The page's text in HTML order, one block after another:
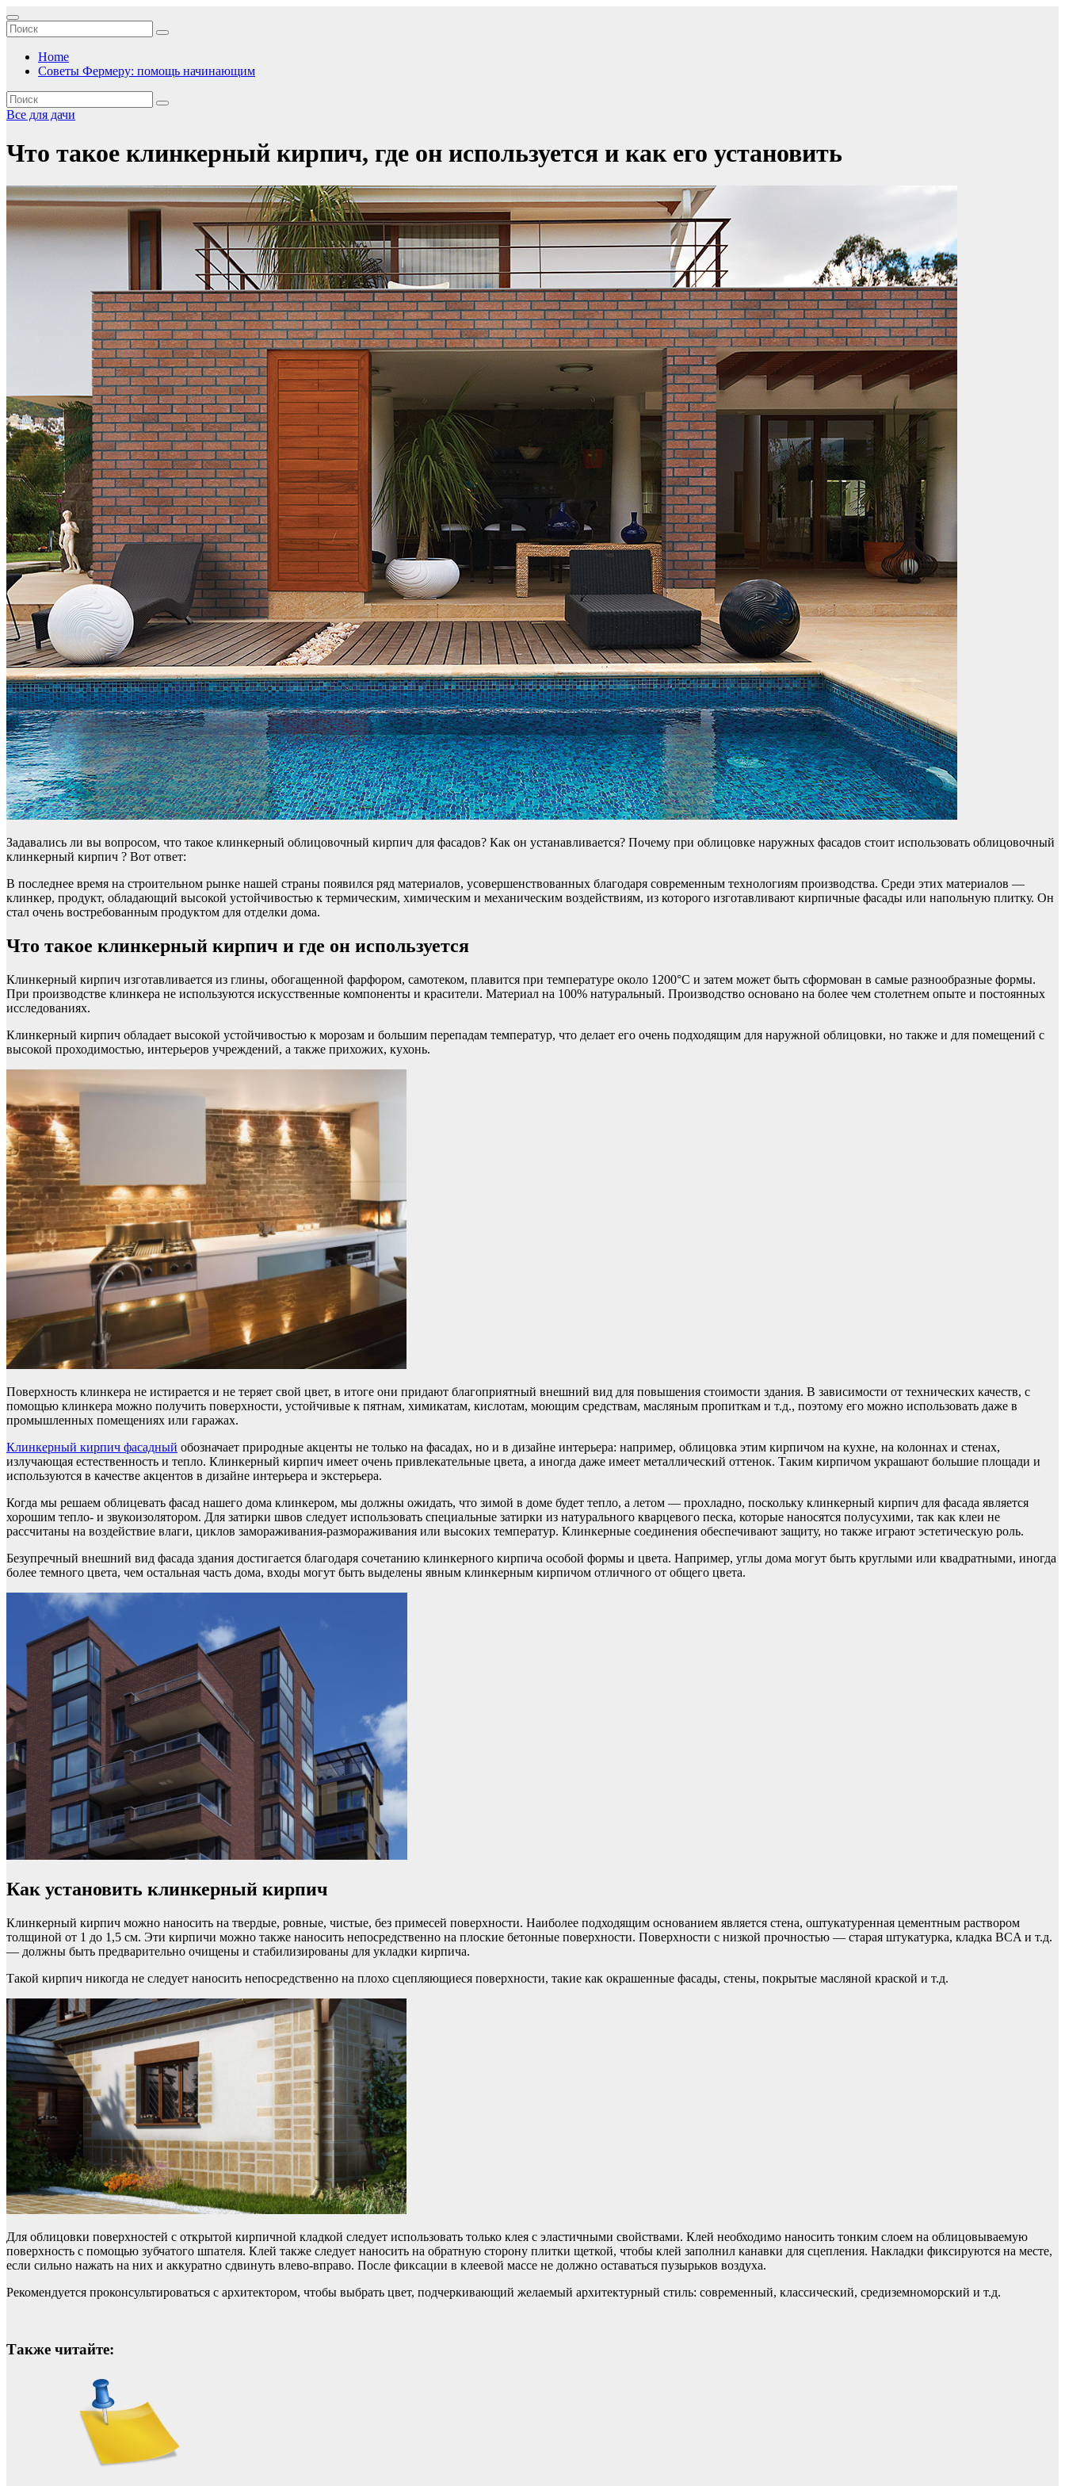
Перейти
к
содержимому
Home
Советы Фермеру: помощь начинающим
Все для дачи
Что такое клинкерный кирпич, где он используется и как его установить
Задавались ли вы вопросом, что такое клинкерный облицовочный кирпич для фасадов? Как он устанавливается? Почему при облицовке наружных фасадов стоит использовать облицовочный
клинкерный кирпич ? Вот ответ:
В последнее время на строительном рынке нашей страны появился ряд материалов, усовершенствованных благодаря современным технологиям производства. Среди этих материалов —
клинкер, продукт, обладающий высокой устойчивостью к термическим, химическим и механическим воздействиям, из которого изготавливают кирпичные фасады или напольную плитку. Он
стал очень востребованным продуктом для отделки дома.
Что такое клинкерный кирпич и где он используется
Клинкерный кирпич изготавливается из глины, обогащенной фарфором, самотеком, плавится при температуре около 1200°C и затем может быть сформован в самые разнообразные формы.
При производстве клинкера не используются искусственные компоненты и красители. Материал на 100% натуральный. Производство основано на более чем столетнем опыте и постоянных
исследованиях.
Клинкерный кирпич обладает высокой устойчивостью к морозам и большим перепадам температур, что делает его очень подходящим для наружной облицовки, но также и для помещений с
высокой проходимостью, интерьеров учреждений, а также прихожих, кухонь.
Поверхность клинкера не истирается и не теряет свой цвет, в итоге они придают благоприятный внешний вид для повышения стоимости здания. В зависимости от технических качеств, с
помощью клинкера можно получить поверхности, устойчивые к пятнам, химикатам, кислотам, моющим средствам, масляным пропиткам и т.д., поэтому его можно использовать даже в
промышленных помещениях или гаражах.
Клинкерный кирпич фасадный обозначает природные акценты не только на фасадах, но и в дизайне интерьера: например, облицовка этим кирпичом на кухне, на колоннах и стенах,
излучающая естественность и тепло. Клинкерный кирпич имеет очень привлекательные цвета, а иногда даже имеет металлический оттенок. Таким кирпичом украшают большие площади и
используются в качестве акцентов в дизайне интерьера и экстерьера.
Когда мы решаем облицевать фасад нашего дома клинкером, мы должны ожидать, что зимой в доме будет тепло, а летом — прохладно, поскольку клинкерный кирпич для фасада является
хорошим тепло- и звукоизолятором. Для затирки швов следует использовать специальные затирки из натурального кварцевого песка, которые наносятся полусухими, так как клеи не
рассчитаны на воздействие влаги, циклов замораживания-размораживания или высоких температур. Клинкерные соединения обеспечивают защиту, но также играют эстетическую роль.
Безупречный внешний вид фасада здания достигается благодаря сочетанию клинкерного кирпича особой формы и цвета. Например, углы дома могут быть круглыми или квадратными, иногда
более темного цвета, чем остальная часть дома, входы могут быть выделены явным клинкерным кирпичом отличного от общего цвета.
Как установить клинкерный кирпич
Клинкерный кирпич можно наносить на твердые, ровные, чистые, без примесей поверхности. Наиболее подходящим основанием является стена, оштукатуренная цементным раствором
толщиной от 1 до 1,5 см. Эти кирпичи можно также наносить непосредственно на плоские бетонные поверхности. Поверхности с низкой прочностью — старая штукатурка, кладка BCA и т.д.
— должны быть предварительно очищены и стабилизированы для укладки кирпича.
Такой кирпич никогда не следует наносить непосредственно на плохо сцепляющиеся поверхности, такие как окрашенные фасады, стены, покрытые масляной краской и т.д.
Для облицовки поверхностей с открытой кирпичной кладкой следует использовать только клея с эластичными свойствами. Клей необходимо наносить тонким слоем на облицовываемую
поверхность с помощью зубчатого шпателя. Клей также следует наносить на обратную сторону плитки щеткой, чтобы клей заполнил канавки для сцепления. Накладки фиксируются на месте,
если сильно нажать на них и аккуратно сдвинуть влево-вправо. После фиксации в клеевой массе не должно оставаться пузырьков воздуха.
Рекомендуется проконсультироваться с архитектором, чтобы выбрать цвет, подчеркивающий желаемый архитектурный стиль: современный, классический, средиземноморский и т.д.
Также читайте: